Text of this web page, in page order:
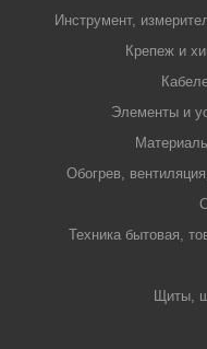
Инструмент,
Крепеж и
Элементы и
Обогрев,
Техника бытовая,
Щиты,